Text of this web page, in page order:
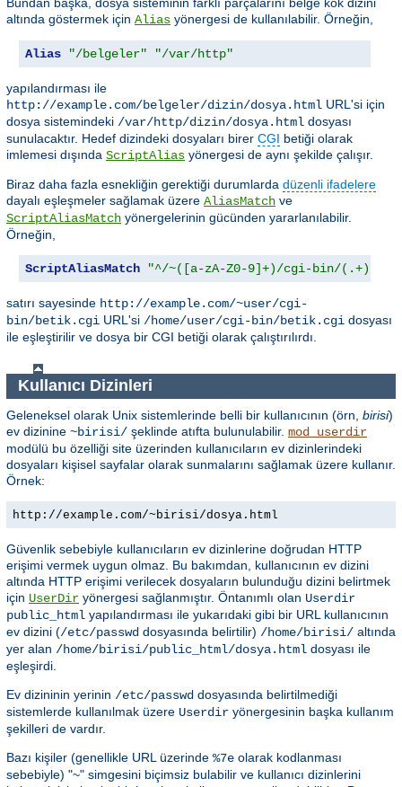
altında göstermek için Alias yönergesi de kullanılabilir. Örneğin,
Alias "/belgeler" "/var/http"
yapılandırması ile
http://example.com/belgeler/dizin/dosya.html URL'si için
dosya sistemindeki /var/http/dizin/dosya.html dosyası
sunulacaktır. Hedef dizindeki dosyaları birer CGI betiği olarak
imlemesi dışında ScriptAlias yönergesi de aynı şekilde çalışır.
Biraz daha fazla esnekliğin gerektiği durumlarda düzenli ifadelere
dayalı eşleşmeler sağlamak üzere AliasMatch ve
ScriptAliasMatch yönergelerinin gücünden yararlanılabilir.
Örneğin,
ScriptAliasMatch "^/~([a-zA-Z0-9]+)/cgi-bin/(.+)"
satırı sayesinde http://example.com/~user/cgi-
bin/betik.cgi URL'si /home/user/cgi-bin/betik.cgi dosyası
ile eşleştirilir ve dosya bir CGI betiği olarak çalıştırılırdı.
Kullanıcı Dizinleri
Geleneksel olarak Unix sistemlerinde belli bir kullanıcının (örn, birisi)
ev dizinine ~birisi/ şeklinde atıfta bulunulabilir. mod_userdir
modülü bu özelliği site üzerinden kullanıcıların ev dizinlerindeki
dosyaları kişisel sayfalar olarak sunmalarını sağlamak üzere kullanır.
Örnek:
http://example.com/~birisi/dosya.html
Güvenlik sebebiyle kullanıcıların ev dizinlerine doğrudan HTTP
erişimi vermek uygun olmaz. Bu bakımdan, kullanıcının ev dizini
altında HTTP erişimi verilecek dosyaların bulunduğu dizini belirtmek
için UserDir yönergesi sağlanmıştır. Öntanımlı olan Userdir
public_html yapılandırması ile yukarıdaki gibi bir URL kullanıcının
ev dizini (/etc/passwd dosyasında belirtilir) /home/birisi/ altında
yer alan /home/birisi/public_html/dosya.html dosyası ile
eşleşirdi.
Ev dizininin yerinin /etc/passwd dosyasında belirtilmediği
sistemlerde kullanılmak üzere Userdir yönergesinin başka kullanım
şekilleri de vardır.
Bazı kişiler (genellikle URL üzerinde %7e olarak kodlanması
sebebiyle) "~" simgesini biçimsiz bulabilir ve kullanıcı dizinlerini